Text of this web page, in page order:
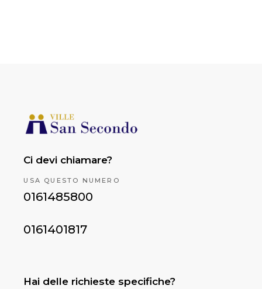
Ci devi chiamare?
USA QUESTO NUMERO
0161485800
0161401817
Hai delle richieste specifiche?